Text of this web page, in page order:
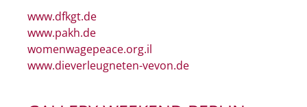
www.dfkgt.de
www.pakh.de
womenwagepeace.org.il
www.dieverleugneten-vevon.de